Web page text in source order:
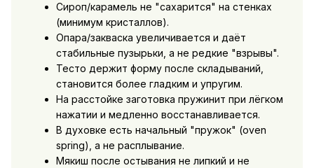
Сироп/карамель не "сахарится" на стенках
(минимум кристаллов).
Опара/закваска увеличивается и даёт
стабильные пузырьки, а не редкие "взрывы".
Тесто держит форму после складываний,
становится более гладким и упругим.
На расстойке заготовка пружинит при лёгком
нажатии и медленно восстанавливается.
В духовке есть начальный "пружок" (oven
spring), а не расплывание.
Мякиш после остывания не липкий и не